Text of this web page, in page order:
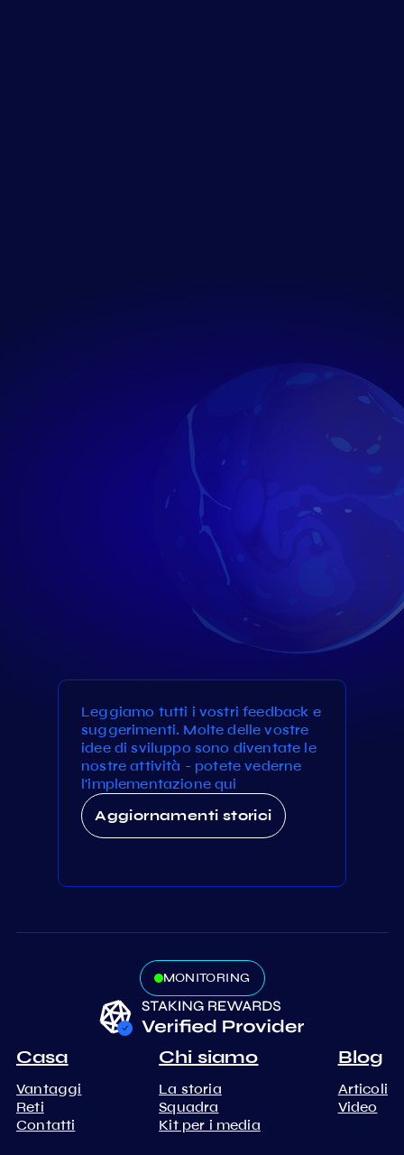
Leggiamo tutti i vostri feedback e
suggerimenti. Molte delle vostre
idee di sviluppo sono diventate le
nostre attività - potete vederne
l'implementazione qui
Aggiornamenti storici
MONITORING
Casa
Vantaggi
Reti
Contatti
Chi siamo
La storia
Squadra
Kit per i media
Blog
Articoli
Video